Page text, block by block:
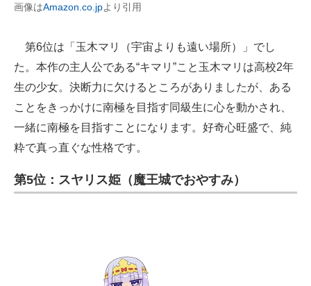
画像はAmazon.co.jpより引用
第6位は「玉木マリ（宇宙よりも遠い場所）」でし
た。本作の主人公である“キマリ”こと玉木マリは高校2年
生の少女。決断力に欠けるところがありましたが、ある
ことをきっかけに南極を目指す同級生に心を動かされ、
一緒に南極を目指すことになります。好奇心旺盛で、純
粋で真っ直ぐな性格です。
第5位：スヤリス姫（魔王城でおやすみ）